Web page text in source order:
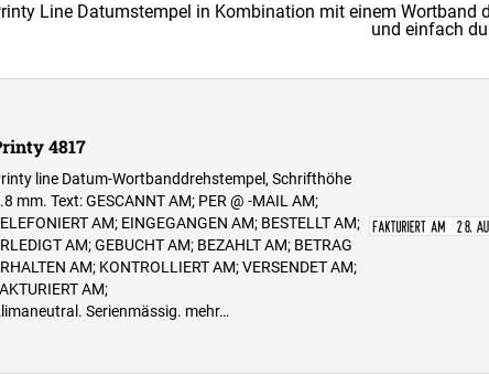
Line Datumstempel in Kombination mit einem
und einfach
4817
line Datum-Wortbanddrehstempel, Schrifthöhe
mm. Text: GESCANNT AM; PER @ -MAIL AM;
AM; EINGEGANGEN AM; BESTELLT AM;
AM; GEBUCHT AM; BEZAHLT AM; BETRAG
AM; KONTROLLIERT AM; VERSENDET AM;
AM;
Serienmässig. mehr…